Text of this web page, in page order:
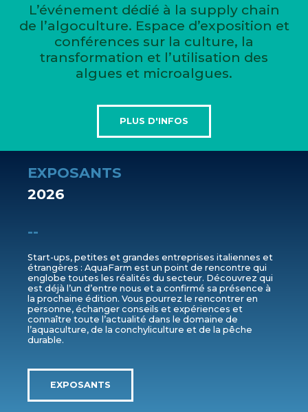
L’événement dédié à la supply chain
de l’algoculture. Espace d’exposition et
conférences sur la culture, la
transformation et l’utilisation des
algues et microalgues.
PLUS D'INFOS
EXPOSANTS
2026
--
Start-ups, petites et grandes entreprises italiennes et
étrangères : AquaFarm est un point de rencontre qui
englobe toutes les réalités du secteur. Découvrez qui
est déjà l’un d’entre nous et a confirmé sa présence à
la prochaine édition. Vous pourrez le rencontrer en
personne, échanger conseils et expériences et
connaître toute l’actualité dans le domaine de
l’aquaculture, de la conchyliculture et de la pêche
durable.
EXPOSANTS